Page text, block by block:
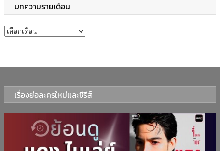
บทความรายเดือน
บทความรายเดือน
เรื่องย่อละครใหม่และซีรีส์